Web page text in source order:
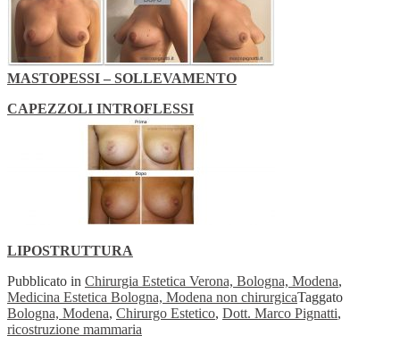
MASTOPESSI – SOLLEVAMENTO
CAPEZZOLI INTROFLESSI
LIPOSTRUTTURA
Pubblicato in Chirurgia Estetica Verona, Bologna, Modena,
Medicina Estetica Bologna, Modena non chirurgicaTaggato
Bologna, Modena, Chirurgo Estetico, Dott. Marco Pignatti,
ricostruzione mammaria